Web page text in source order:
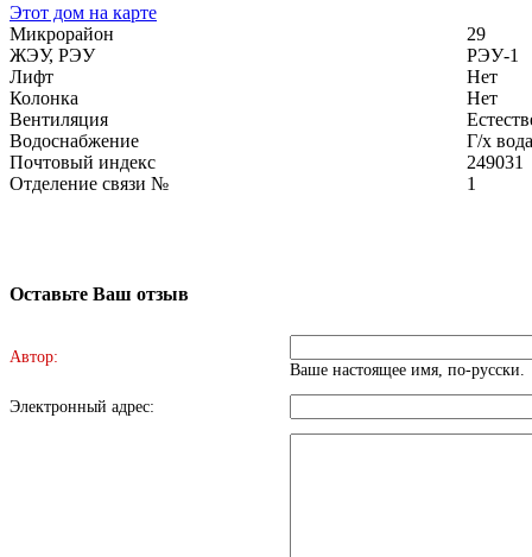
Этот дом на карте
Микрорайон
29
ЖЭУ, РЭУ
РЭУ-1
Лифт
Нет
Колонка
Нет
Вентиляция
Водоснабжение
Г/х вода
Почтовый индекс
249031
Отделение связи №
1
Оставьте Ваш отзыв
Автор:
Ваше настоящее имя, по-русски.
Электронный адрес: